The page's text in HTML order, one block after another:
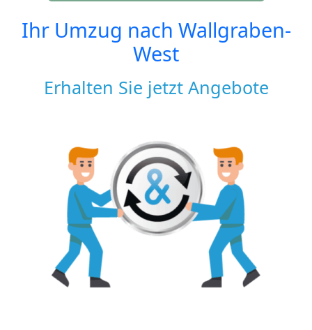
Ihr Umzug nach Wallgraben-
West
Erhalten Sie jetzt Angebote